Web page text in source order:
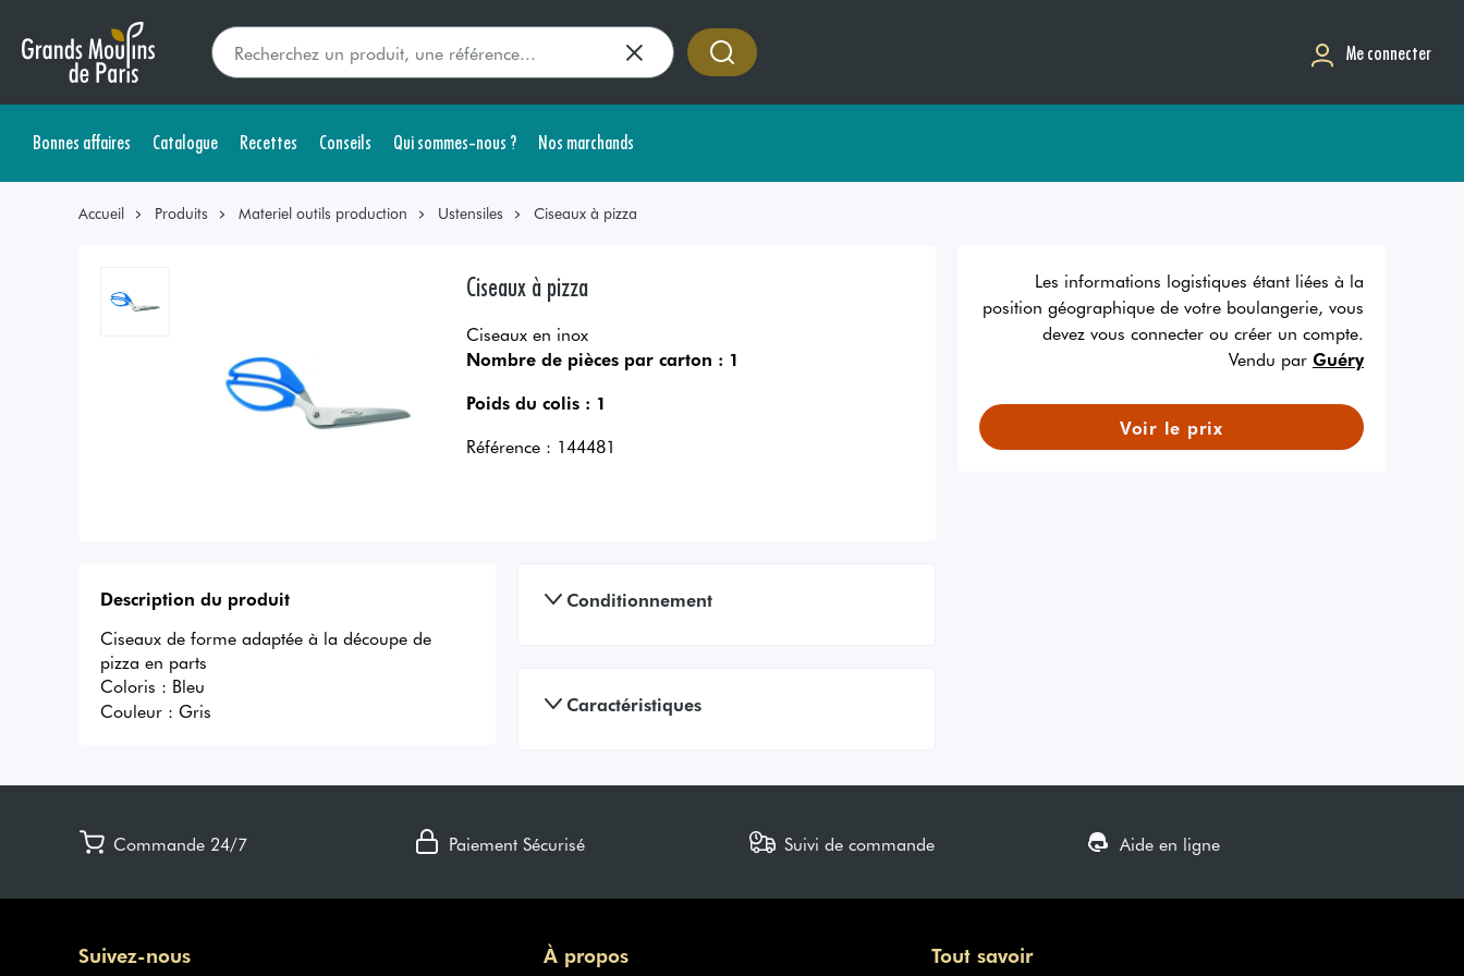
Me connecter
Bonnes affaires Catalogue Recettes Conseils Qui sommes-nous ? Nos marchands
Accueil Produits Materiel outils production Ustensiles Ciseaux à pizza
Ciseaux à pizza
Ciseaux en inox
Nombre de pièces par carton : 1
Poids du colis : 1
Référence : 144481
Les informations logistiques étant liées à la
position géographique de votre boulangerie, vous
devez vous connecter ou créer un compte.
Vendu par Guéry
Voir le prix
Description du produit
Ciseaux de forme adaptée à la découpe de
pizza en parts
Coloris : Bleu
Couleur : Gris
Conditionnement
Caractéristiques
Commande 24/7 Paiement Sécurisé Suivi de commande Aide en ligne
Suivez-nous À propos Tout savoir